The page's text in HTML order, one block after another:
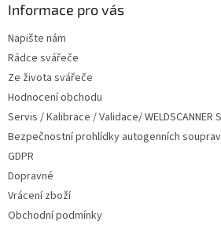
Informace pro vás
Napište nám
Rádce svářeče
Ze života svářeče
Hodnocení obchodu
Servis / Kalibrace / Validace/ WELDSCANNER
Bezpečnostní prohlídky autogenních souprav
GDPR
Dopravné
Vrácení zboží
Obchodní podmínky